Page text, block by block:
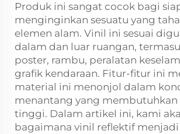
Produk ini sangat cocok bagi
menginginkan sesuatu yang
elemen alam. Vinil ini sesuai
dalam dan luar ruangan,
poster, rambu, peralatan
grafik kendaraan. Fitur-fitur ini
material ini menonjol dalam
menantang yang membutuhkan
tinggi. Dalam artikel ini, kami
bagaimana vinil reflektif